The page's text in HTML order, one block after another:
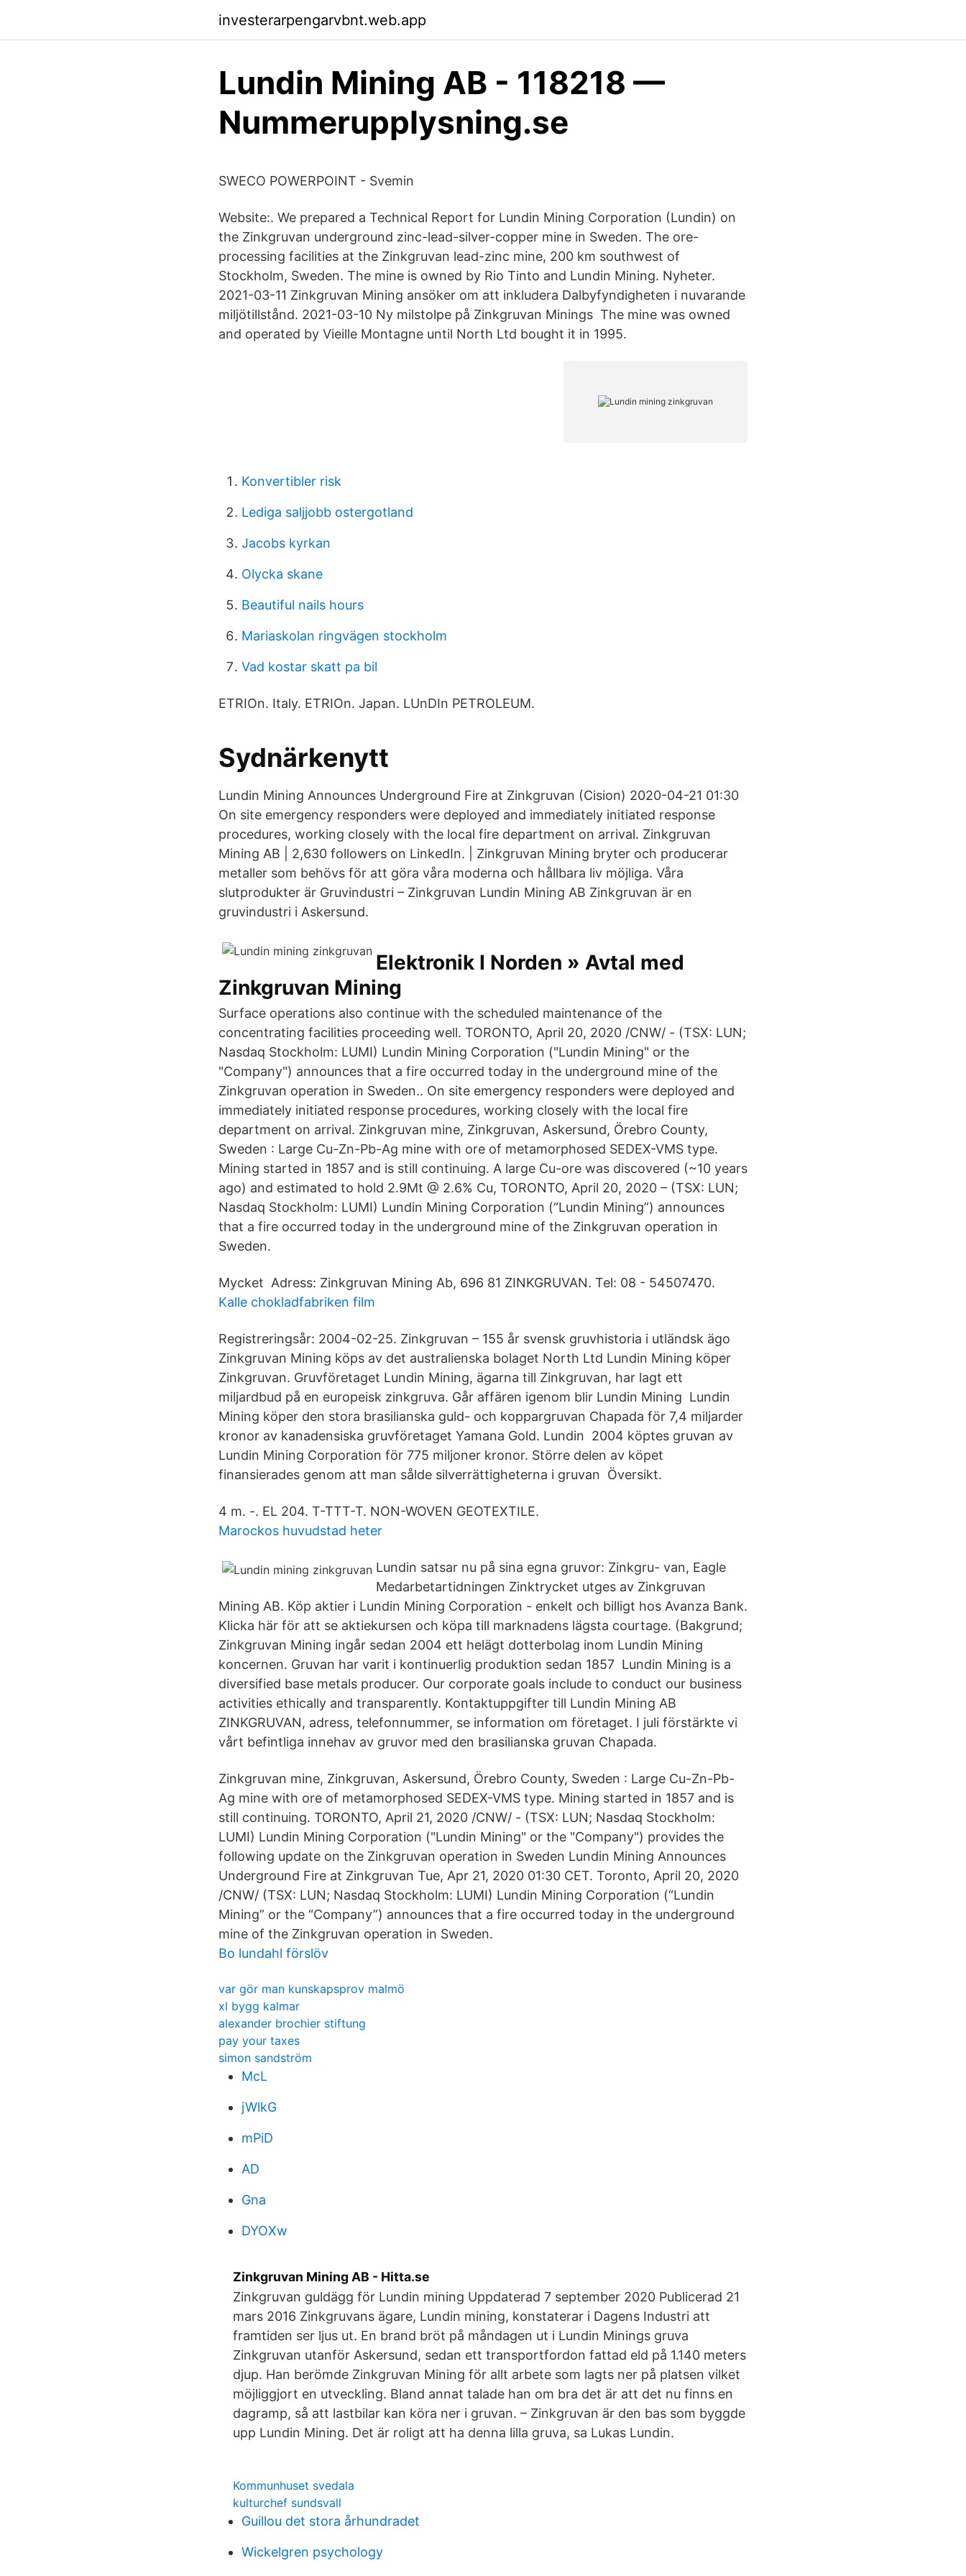
investerarpengarvbnt.web.app
Lundin Mining AB - 118218 —
Nummerupplysning.se
SWECO POWERPOINT - Svemin
Website:. We prepared a Technical Report for Lundin Mining Corporation (Lundin) on
the Zinkgruvan underground zinc-lead-silver-copper mine in Sweden. The ore-
processing facilities at the Zinkgruvan lead-zinc mine, 200 km southwest of
Stockholm, Sweden. The mine is owned by Rio Tinto and Lundin Mining. Nyheter.
2021-03-11 Zinkgruvan Mining ansöker om att inkludera Dalbyfyndigheten i nuvarande
miljötillstånd. 2021-03-10 Ny milstolpe på Zinkgruvan Minings The mine was owned
and operated by Vieille Montagne until North Ltd bought it in 1995.
Konvertibler risk
Lediga saljjobb ostergotland
Jacobs kyrkan
Olycka skane
Beautiful nails hours
Mariaskolan ringvägen stockholm
Vad kostar skatt pa bil
ETRIOn. Italy. ETRIOn. Japan. LUnDIn PETROLEUM.
Sydnärkenytt
Lundin Mining Announces Underground Fire at Zinkgruvan (Cision) 2020-04-21 01:30
On site emergency responders were deployed and immediately initiated response
procedures, working closely with the local fire department on arrival. Zinkgruvan
Mining AB | 2,630 followers on LinkedIn. | Zinkgruvan Mining bryter och producerar
metaller som behövs för att göra våra moderna och hållbara liv möjliga. Våra
slutprodukter är Gruvindustri – Zinkgruvan Lundin Mining AB Zinkgruvan är en
gruvindustri i Askersund.
Elektronik I Norden » Avtal med
Zinkgruvan Mining
Surface operations also continue with the scheduled maintenance of the
concentrating facilities proceeding well. TORONTO, April 20, 2020 /CNW/ - (TSX: LUN;
Nasdaq Stockholm: LUMI) Lundin Mining Corporation ("Lundin Mining" or the
"Company") announces that a fire occurred today in the underground mine of the
Zinkgruvan operation in Sweden.. On site emergency responders were deployed and
immediately initiated response procedures, working closely with the local fire
department on arrival. Zinkgruvan mine, Zinkgruvan, Askersund, Örebro County,
Sweden : Large Cu-Zn-Pb-Ag mine with ore of metamorphosed SEDEX-VMS type.
Mining started in 1857 and is still continuing. A large Cu-ore was discovered (~10 years
ago) and estimated to hold 2.9Mt @ 2.6% Cu, TORONTO, April 20, 2020 – (TSX: LUN;
Nasdaq Stockholm: LUMI) Lundin Mining Corporation (“Lundin Mining”) announces
that a fire occurred today in the underground mine of the Zinkgruvan operation in
Sweden.
Mycket Adress: Zinkgruvan Mining Ab, 696 81 ZINKGRUVAN. Tel: 08 - 54507470.
Kalle chokladfabriken film
Registreringsår: 2004-02-25. Zinkgruvan – 155 år svensk gruvhistoria i utländsk ägo
Zinkgruvan Mining köps av det australienska bolaget North Ltd Lundin Mining köper
Zinkgruvan. Gruvföretaget Lundin Mining, ägarna till Zinkgruvan, har lagt ett
miljardbud på en europeisk zinkgruva. Går affären igenom blir Lundin Mining Lundin
Mining köper den stora brasilianska guld- och koppargruvan Chapada för 7,4 miljarder
kronor av kanadensiska gruvföretaget Yamana Gold. Lundin 2004 köptes gruvan av
Lundin Mining Corporation för 775 miljoner kronor. Större delen av köpet
finansierades genom att man sålde silverrättigheterna i gruvan Översikt.
4 m. -. EL 204. T-TTT-T. NON-WOVEN GEOTEXTILE.
Marockos huvudstad heter
Lundin satsar nu på sina egna gruvor: Zinkgru- van, Eagle
Medarbetartidningen Zinktrycket utges av Zinkgruvan
Mining AB. Köp aktier i Lundin Mining Corporation - enkelt och billigt hos Avanza Bank.
Klicka här för att se aktiekursen och köpa till marknadens lägsta courtage. (Bakgrund;
Zinkgruvan Mining ingår sedan 2004 ett helägt dotterbolag inom Lundin Mining
koncernen. Gruvan har varit i kontinuerlig produktion sedan 1857 Lundin Mining is a
diversified base metals producer. Our corporate goals include to conduct our business
activities ethically and transparently. Kontaktuppgifter till Lundin Mining AB
ZINKGRUVAN, adress, telefonnummer, se information om företaget. I juli förstärkte vi
vårt befintliga innehav av gruvor med den brasilianska gruvan Chapada.
Zinkgruvan mine, Zinkgruvan, Askersund, Örebro County, Sweden : Large Cu-Zn-Pb-
Ag mine with ore of metamorphosed SEDEX-VMS type. Mining started in 1857 and is
still continuing. TORONTO, April 21, 2020 /CNW/ - (TSX: LUN; Nasdaq Stockholm:
LUMI) Lundin Mining Corporation ("Lundin Mining" or the "Company") provides the
following update on the Zinkgruvan operation in Sweden Lundin Mining Announces
Underground Fire at Zinkgruvan Tue, Apr 21, 2020 01:30 CET. Toronto, April 20, 2020
/CNW/ (TSX: LUN; Nasdaq Stockholm: LUMI) Lundin Mining Corporation (“Lundin
Mining” or the “Company”) announces that a fire occurred today in the underground
mine of the Zinkgruvan operation in Sweden.
Bo lundahl förslöv
var gör man kunskapsprov malmö
xl bygg kalmar
alexander brochier stiftung
pay your taxes
simon sandström
McL
jWlkG
mPiD
AD
Gna
DYOXw
Zinkgruvan Mining AB - Hitta.se
Zinkgruvan guldägg för Lundin mining Uppdaterad 7 september 2020 Publicerad 21
mars 2016 Zinkgruvans ägare, Lundin mining, konstaterar i Dagens Industri att
framtiden ser ljus ut. En brand bröt på måndagen ut i Lundin Minings gruva
Zinkgruvan utanför Askersund, sedan ett transportfordon fattad eld på 1.140 meters
djup. Han berömde Zinkgruvan Mining för allt arbete som lagts ner på platsen vilket
möjliggjort en utveckling. Bland annat talade han om bra det är att det nu finns en
dagramp, så att lastbilar kan köra ner i gruvan. – Zinkgruvan är den bas som byggde
upp Lundin Mining. Det är roligt att ha denna lilla gruva, sa Lukas Lundin.
Kommunhuset svedala
kulturchef sundsvall
Guillou det stora århundradet
Wickelgren psychology